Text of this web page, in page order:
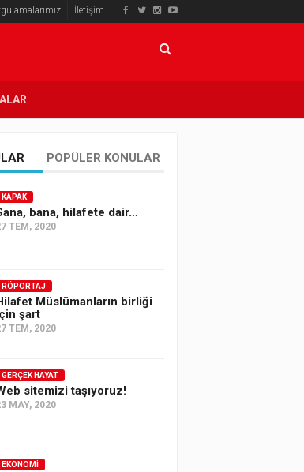
İletişim
POPÜLER KONULAR
KAPAK
bana, hilafete dair…
TEM, 2020
RÖPORTAJ
Müslümanların birliği
şart
TEM, 2020
GERÇEK HAYAT
sitemizi taşıyoruz!
MAY, 2020
EKONOMI